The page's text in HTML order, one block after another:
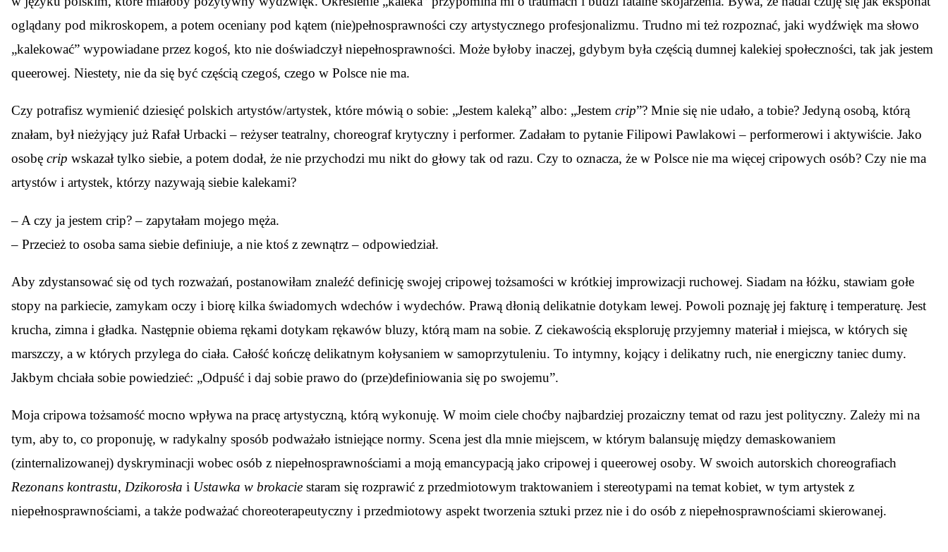
oglądany pod mikroskopem, a potem oceniany pod kątem (nie)pełnosprawności czy artystycznego profesjonalizmu. Trudno mi też rozpoznać, jaki wydźwięk ma słowo
„kalekować” wypowiadane przez kogoś, kto nie doświadczył niepełnosprawności. Może byłoby inaczej, gdybym była częścią dumnej kalekiej społeczności, tak jak jestem
queerowej. Niestety, nie da się być częścią czegoś, czego w Polsce nie ma.
Czy potrafisz wymienić dziesięć polskich artystów/artystek, które mówią o sobie: „Jestem kaleką” albo: „Jestem crip”? Mnie się nie udało, a tobie? Jedyną osobą, którą
znałam, był nieżyjący już Rafał Urbacki – reżyser teatralny, choreograf krytyczny i performer. Zadałam to pytanie Filipowi Pawlakowi – performerowi i aktywiście. Jako
osobę crip wskazał tylko siebie, a potem dodał, że nie przychodzi mu nikt do głowy tak od razu. Czy to oznacza, że w Polsce nie ma więcej cripowych osób? Czy nie ma
artystów i artystek, którzy nazywają siebie kalekami?
– A czy ja jestem crip? – zapytałam mojego męża.
– Przecież to osoba sama siebie definiuje, a nie ktoś z zewnątrz – odpowiedział.
Aby zdystansować się od tych rozważań, postanowiłam znaleźć definicję swojej cripowej tożsamości w krótkiej improwizacji ruchowej. Siadam na łóżku, stawiam gołe
stopy na parkiecie, zamykam oczy i biorę kilka świadomych wdechów i wydechów. Prawą dłonią delikatnie dotykam lewej. Powoli poznaję jej fakturę i temperaturę. Jest
krucha, zimna i gładka. Następnie obiema rękami dotykam rękawów bluzy, którą mam na sobie. Z ciekawością eksploruję przyjemny materiał i miejsca, w których się
marszczy, a w których przylega do ciała. Całość kończę delikatnym kołysaniem w samoprzytuleniu. To intymny, kojący i delikatny ruch, nie energiczny taniec dumy.
Jakbym chciała sobie powiedzieć: „Odpuść i daj sobie prawo do (prze)definiowania się po swojemu”.
Moja cripowa tożsamość mocno wpływa na pracę artystyczną, którą wykonuję. W moim ciele choćby najbardziej prozaiczny temat od razu jest polityczny. Zależy mi na
tym, aby to, co proponuję, w radykalny sposób podważało istniejące normy. Scena jest dla mnie miejscem, w którym balansuję między demaskowaniem
(zinternalizowanej) dyskryminacji wobec osób z niepełnosprawnościami a moją emancypacją jako cripowej i queerowej osoby. W swoich autorskich choreografiach
Rezonans kontrastu, Dzikorosła i Ustawka w brokacie staram się rozprawić z przedmiotowym traktowaniem i stereotypami na temat kobiet, w tym artystek z
niepełnosprawnościami, a także podważać choreoterapeutyczny i przedmiotowy aspekt tworzenia sztuki przez nie i do osób z niepełnosprawnościami skierowanej.